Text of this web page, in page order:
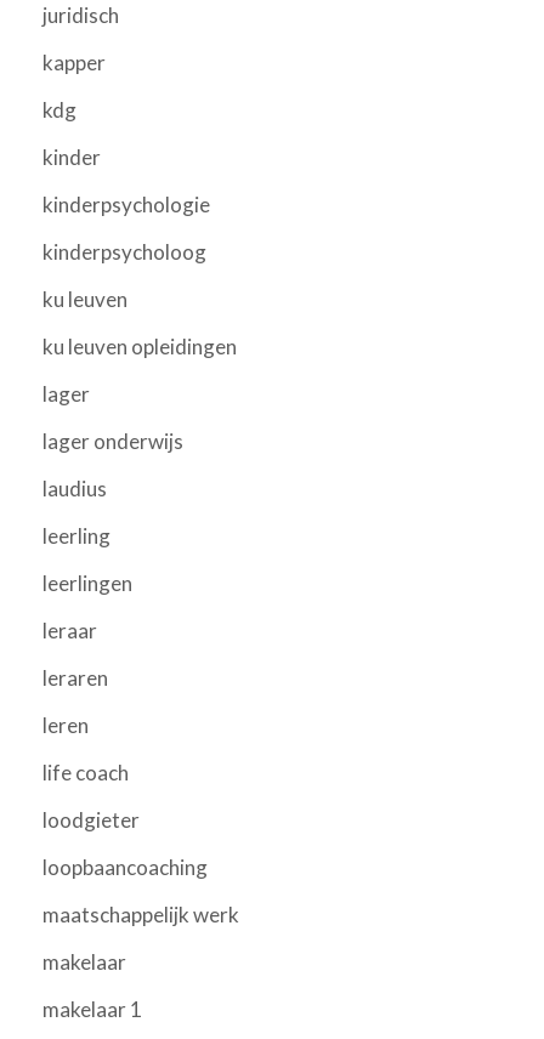
juridisch
kapper
kdg
kinder
kinderpsychologie
kinderpsycholoog
ku leuven
ku leuven opleidingen
lager
lager onderwijs
laudius
leerling
leerlingen
leraar
leraren
leren
life coach
loodgieter
loopbaancoaching
maatschappelijk werk
makelaar
makelaar 1